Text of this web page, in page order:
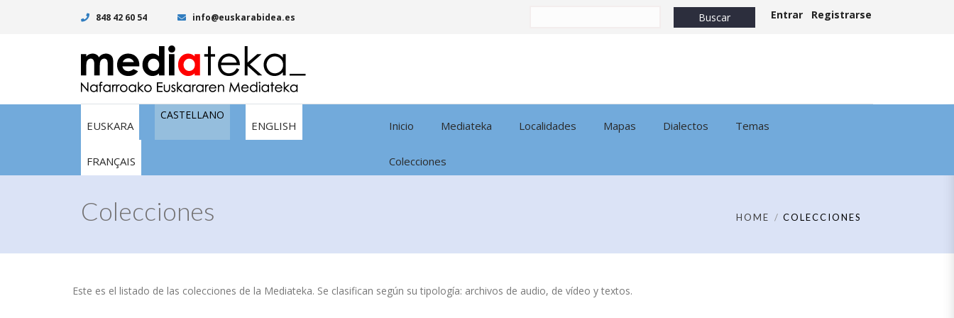
848 42 60 54 info@euskarabidea.es Entrar Registrarse
EUSKARA
CASTELLANO
ENGLISH
FRANÇAIS
Inicio Mediateka Localidades Mapas Dialectos Temas
Colecciones
Colecciones HOME COLECCIONES
Este es el listado de las colecciones de la Mediateka. Se clasifican según su tipología: archivos de audio, de vídeo y textos.